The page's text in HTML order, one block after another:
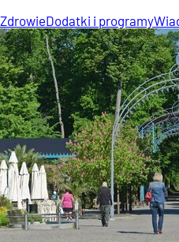
ZdrowieDodatki i programy